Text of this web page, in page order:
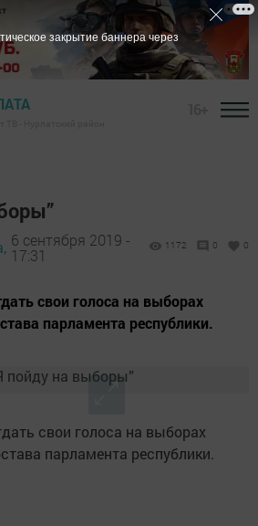
6 сентября 2019 -
17:31
1172 0 0
свои голоса на выборах
парламента республики.
свои голоса на выборах
парламента республики.
закрытие баннера через